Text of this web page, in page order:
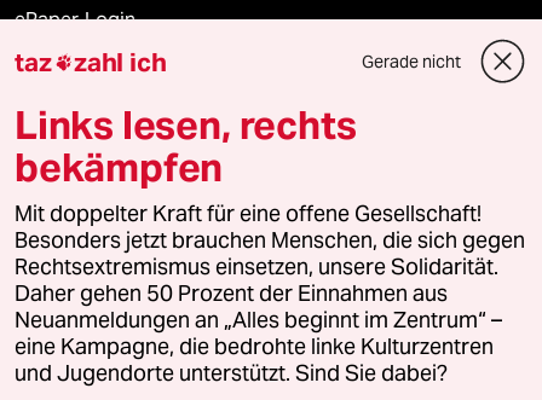
ePaper Login
Downloads für Abonnierende
© 2026 taz Verlags und Vertriebs GmbH
Alle Rechte vorbehalten. Bei rechtlichen Fragen oder für Genehmigungen
wenden Sie sich bitte an
lizenzen@taz.de
Feedback Redaktionsstatut Kommune-Richtlinien
Leitlinie Informant Datenschutz Impressum AGB
taz zahl ich Gerade nicht
Links lesen, rechts
bekämpfen
Mit doppelter Kraft für eine offene Gesellschaft!
Besonders jetzt brauchen Menschen, die sich gegen
Rechtsextremismus einsetzen, unsere Solidarität.
Daher gehen 50 Prozent der Einnahmen aus
Neuanmeldungen an „Alles beginnt im Zentrum“ –
eine Kampagne, die bedrohte linke Kulturzentren
und Jugendorte unterstützt. Sind Sie dabei?